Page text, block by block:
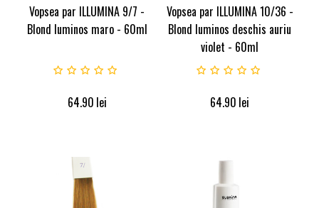
Vopsea par ILLUMINA 9/7 -
Blond luminos maro - 60ml
64.90 lei
Vopsea par ILLUMINA 10/36 -
Blond luminos deschis auriu
violet - 60ml
64.90 lei